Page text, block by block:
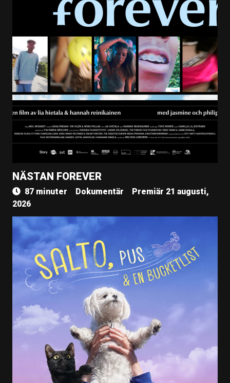
NÄSTAN FOREVER
87 minuter Dokumentär
Premiär 21 augusti,
2026